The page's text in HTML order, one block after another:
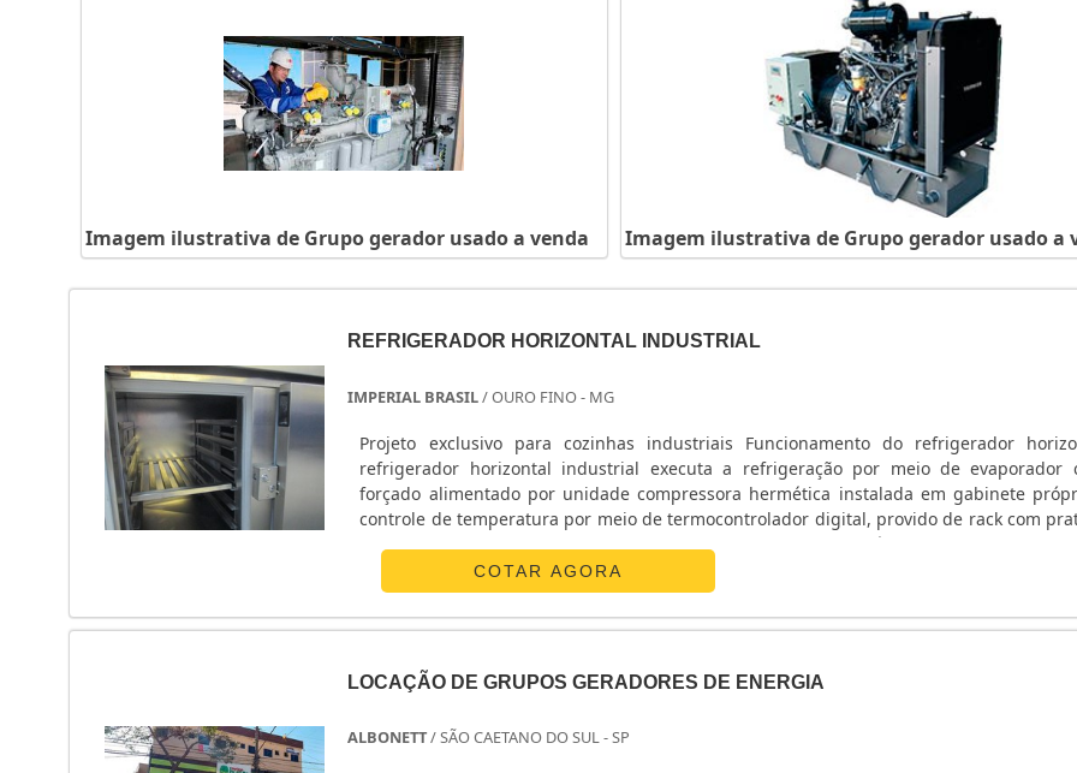
Imagem ilustrativa de Grupo gerador usado a venda Imagem ilustrativa de Grupo gerador usado a
REFRIGERADOR HORIZONTAL INDUSTRIAL
IMPERIAL BRASIL/ OURO FINO - MG
Projeto exclusivo para cozinhas industriais Funcionamento do refrigerador
refrigerador horizontal industrial executa a refrigeração por meio de evaporador
forçado alimentado por unidade compressora hermética instalada em gabinete
controle de temperatura por meio de termocontrolador digital, provido de rack com
internas. O refrigerador conta com tampo superior inox construído em chapa de aço inox
COTAR AGORA
LOCAÇÃO DE GRUPOS GERADORES DE ENERGIA
ALBONETT/ SÃO CAETANO DO SUL - SP